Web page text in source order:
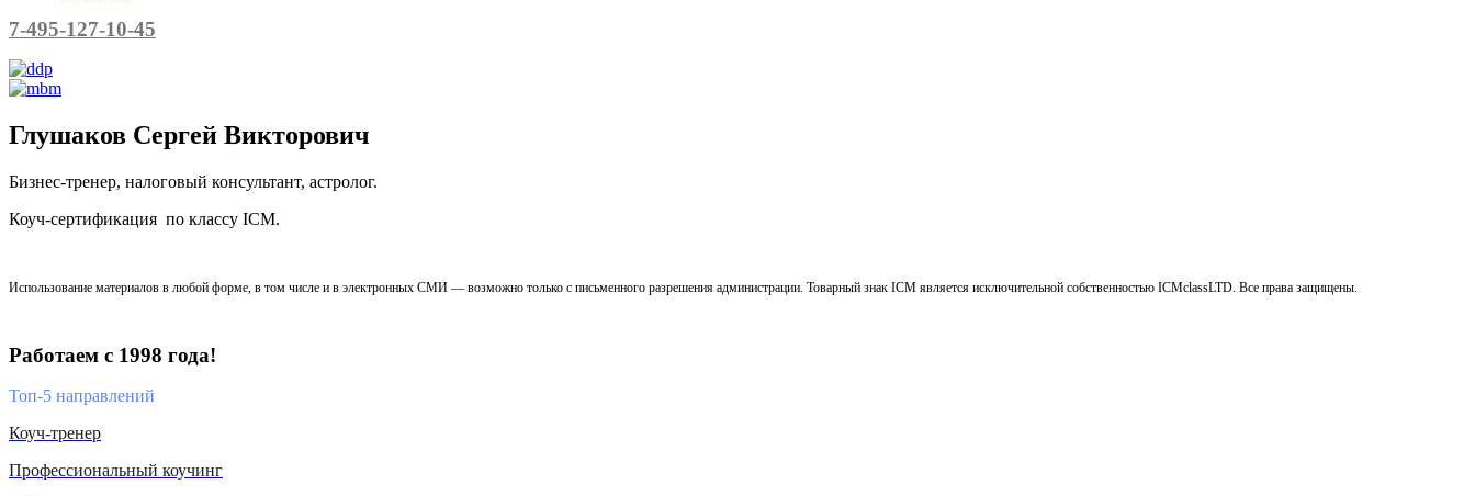
7-495-127-10-45
Глушаков Сергей Викторович
Бизнес-тренер, налоговый консультант, астролог.
Коуч-сертификация по классу ICM.
Использование материалов в любой форме, в том числе и в электронных СМИ — возможно только с письменного разрешения администрации. Товарный знак ICM является исключительной собственностью ICMclassLTD. Все права защищены.
Работаем с 1998 года!
Топ-5 направлений
Коуч-тренер
Профессиональный коучинг